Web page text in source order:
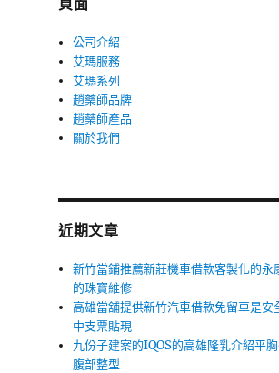
頁面
公司介紹
艾瑪服務
艾瑪系列
趙藥師品牌
趙藥師產品
關於我們
近期文章
新竹當鋪推薦新莊機車借款客製化的永
的珠寶維修
高雄當舖提供新竹汽車借款免留車是安
中支票貼現
九份子建案的IQOS的高雄隆乳介紹平
腹部整型